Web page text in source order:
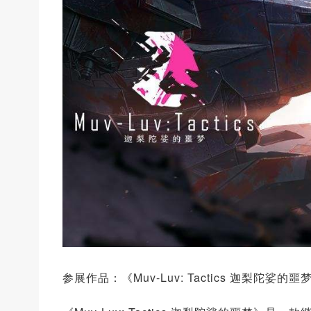
参展作品：《Muv-Luv: Tactics 迦梨陀娑的噩